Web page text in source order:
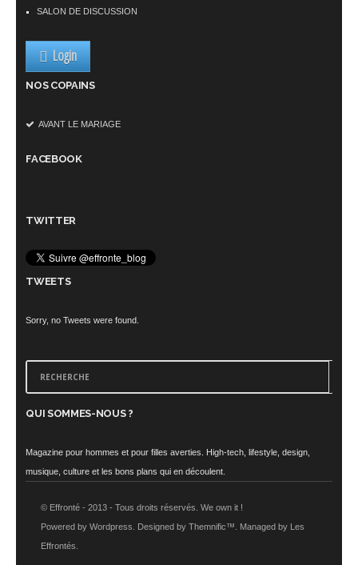
SALON DE DISCUSSION
Login
NOS COPAINS
AVANT LE MARIAGE
FACEBOOK
TWITTER
TWEETS
Sorry, no Tweets were found.
QUI SOMMES-NOUS ?
Magazine pour hommes et pour filles averties. High-tech, lifestyle, design,
musique, culture et les bons plans qui en découlent.
© Effronté - 2013 - Tous droits réservés. We own it !
Powered by Wordpress. Designed by Themnific™. Managed by Les
Effrontés.